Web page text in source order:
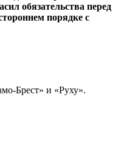
обязательства перед
порядке с
Брест» и «Руху».